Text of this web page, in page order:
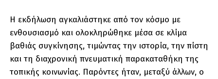
Η εκδήλωση αγκαλιάστηκε από τον κόσμο με
ενθουσιασμό και ολοκληρώθηκε μέσα σε κλίμα
βαθιάς συγκίνησης, τιμώντας την ιστορία, την πίστη
και τη διαχρονική πνευματική παρακαταθήκη της
τοπικής κοινωνίας. Παρόντες ήταν, μεταξύ άλλων, ο